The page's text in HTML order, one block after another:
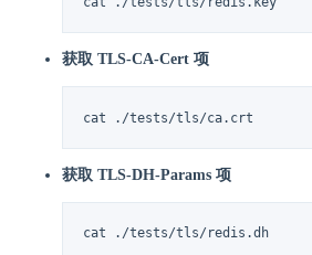
获取 TLS-CA-Cert 项
cat ./tests/tls/ca.crt
获取 TLS-DH-Params 项
cat ./tests/tls/redis.dh